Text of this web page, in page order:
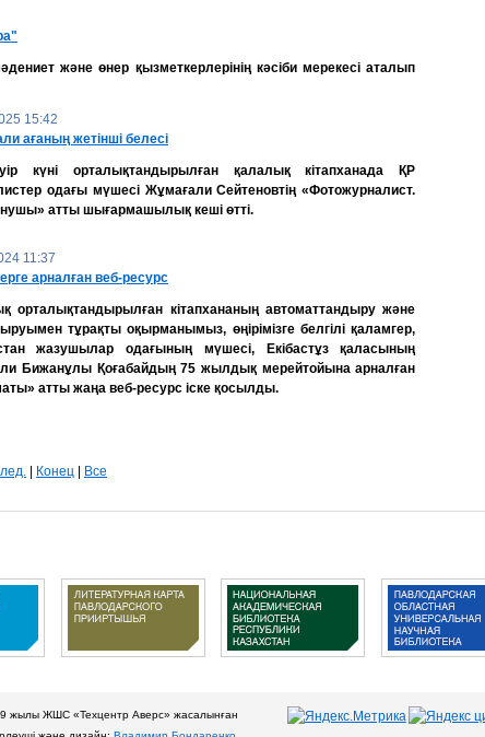
және өнер қызметкерлерінің кәсіби мерекесі аталып
15:42
ағаның жетінші белесі
күні орталықтандырылған қалалық кітапханада ҚР
одағы мүшесі Жұмағали Сейтеновтің «Фотожурналист.
атты шығармашылық кеші өтті.
11:37
арналған веб-ресурс
орталықтандырылған кітапхананың автоматтандыру және
тұрақты оқырманымыз, өңірімізге белгілі қаламгер,
жазушылар одағының мүшесі, Екібастұз қаласының
Бижанұлы Қоғабайдың 75 жылдық мерейтойына арналған
атты жаңа веб-ресурс іске қосылды.
Конец Все
жылы ЖШС «Техцентр Аверс» жасалынған